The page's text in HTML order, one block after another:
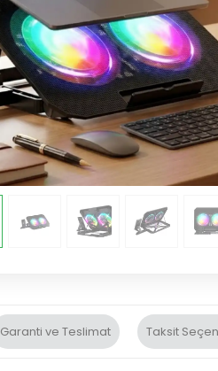
Garanti ve Teslimat Taksit